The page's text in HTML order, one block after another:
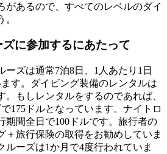
があるので、すべてのレベルのダイ
に参加するにあたって
ーズは通常7泊8日、1人あたり1日
す。ダイビング装備のレンタルは
。もしレンタルをするのであれば、
175ドルとなっています。ナイトロ
期間全日で100ドルです。旅行者の
＋旅行保険の取得をお勧めしていま
ルーズは1か月で4度行われていま